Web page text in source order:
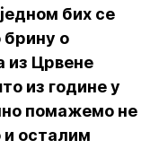
бих се
о
из Црвене
из године у
помажемо не
осталим